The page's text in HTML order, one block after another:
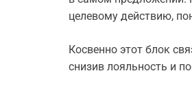
целевому действию,
Косвенно этот блок
снизив лояльность и